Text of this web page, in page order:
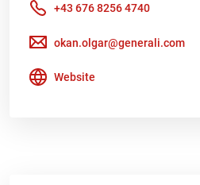
+43 676 8256 4740
okan.olgar@generali.com
Website